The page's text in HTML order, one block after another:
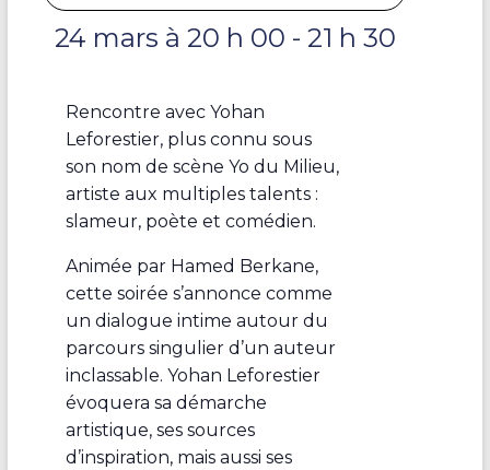
24 mars à 20 h 00 - 21 h 30
Rencontre avec Yohan
Leforestier, plus connu sous
son nom de scène Yo du Milieu,
artiste aux multiples talents :
slameur, poète et comédien.
Animée par Hamed Berkane,
cette soirée s’annonce comme
un dialogue intime autour du
parcours singulier d’un auteur
inclassable. Yohan Leforestier
évoquera sa démarche
artistique, ses sources
d’inspiration, mais aussi ses